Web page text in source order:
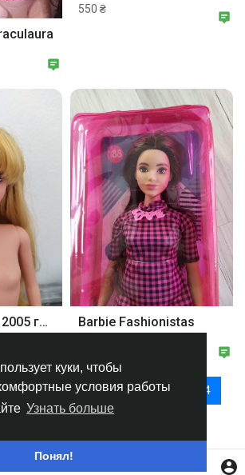
куки, чтобы
условия работы
Узнать больше
Понял!
550 ₴
Disney Аврора, 2005 год Barbie Fashionistas
48 из 50) Назад 1 2 4